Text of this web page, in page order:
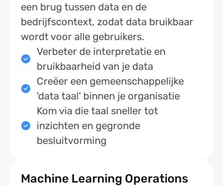
een brug tussen data en de
bedrijfscontext, zodat data bruikbaar
wordt voor alle gebruikers.
Verbeter de interpretatie en
bruikbaarheid van je data
Creëer een gemeenschappelijke
'data taal' binnen je organisatie
Kom via die taal sneller tot
inzichten en gegronde
besluitvorming
Machine Learning Operations